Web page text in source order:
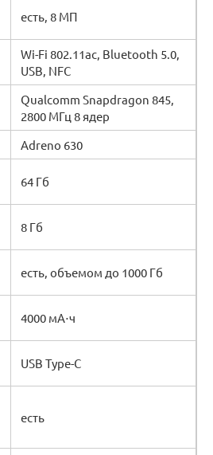
есть, 8 МП
Wi-Fi 802.11ac, Bluetooth 5.0,
USB, NFC
Qualcomm Snapdragon 845,
2800 МГц 8 ядер
Adreno 630
64 Гб
8 Гб
есть, объемом до 1000 Гб
4000 мА⋅ч
USB Type-C
есть